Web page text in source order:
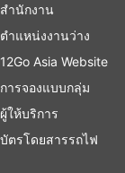
กว่ารถไฟห
ถนนเป็นอย่
อย่างยิ่งสำ
ท่องเที่ยว ห
เลี่ยงการวา
การเดินทา
สำนักงาน
ตำแหน่งงานว่าง
12Go Asia Website
การจองแบบกลุ่ม
ผู้ให้บริการ
บัตรโดยสารรถไฟ